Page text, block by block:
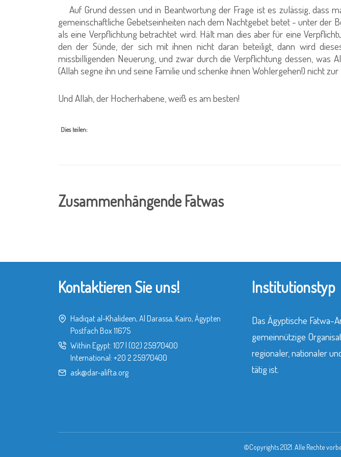
Auf Grund dessen und in Beantwortung der Frage ist es zulässig, dass
gemeinschaftliche Gebetseinheiten nach dem Nachtgebet betet - unter der
als eine Verpflichtung betrachtet wird. Hält man dies aber für eine
den der Sünde, der sich mit ihnen nicht daran beteiligt, dann wird
missbilligenden Neuerung, und zwar durch die Verpflichtung dessen, was
(Allah segne ihn und seine Familie und schenke ihnen Wohlergehen!) nicht
Und Allah, der Hocherhabene, weiß es am besten!
Dies teilen:
Zusammenhängende Fatwas
Kontaktieren Sie uns!
Hadiqat al-Khalideen, Al Darassa, Kairo, Ägypten
Postfach Box 11675
Within Egypt: 107 (02) 25970400
International: +20 2 25970400
ask@dar-alifta.org
Institutionstyp
Das Ägyptische Fatwa-
gemeinnützige
regionaler, nationaler
tätig ist.
©Copyrights 2021. Alle Rechte